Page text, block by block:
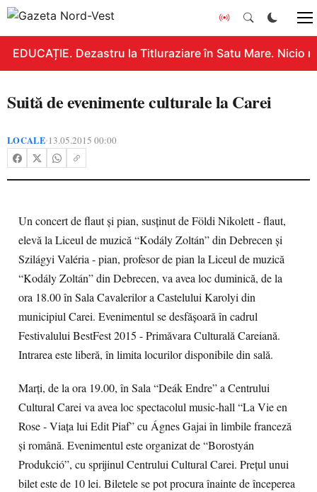
EDUCAȚIE. Dezastru la Titluraziare în Satu Mare. Nicio
Suită de evenimente culturale la Carei
LOCALE•13.05.2015 00:00
Un concert de flaut și pian, susținut de Földi Nikolett - flaut,
elevă la Liceul de muzică “Kodály Zoltán” din Debrecen și
Szilágyi Valéria - pian, profesor de pian la Liceul de muzică
“Kodály Zoltán” din Debrecen, va avea loc duminică, de la
ora 18.00 în Sala Cavalerilor a Castelului Karolyi din
municipiul Carei. Evenimentul se desfășoară în cadrul
Festivalului BestFest 2015 - Primăvara Culturală Careiană.
Intrarea este liberă, în limita locurilor disponibile din sală.
Marți, de la ora 19.00, în Sala “Deák Endre” a Centrului
Cultural Carei va avea loc spectacolul music-hall “La Vie en
Rose - Viața lui Edit Piaf” cu Ágnes Gajai în limbile franceză
și română. Evenimentul este organizat de “Borostyán
Produkció”, cu sprijinul Centrului Cultural Carei. Prețul unui
bilet este de 10 lei. Biletele se pot procura înainte de începerea